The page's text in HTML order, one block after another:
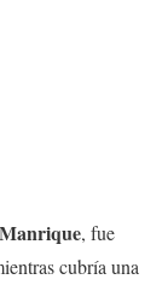
, fue
cubría una